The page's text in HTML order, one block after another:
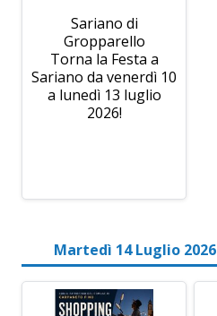
Sariano di
Gropparello
Torna la Festa a
Sariano da venerdì 10
a lunedì 13 luglio
2026!
Martedì 14 Luglio 2026